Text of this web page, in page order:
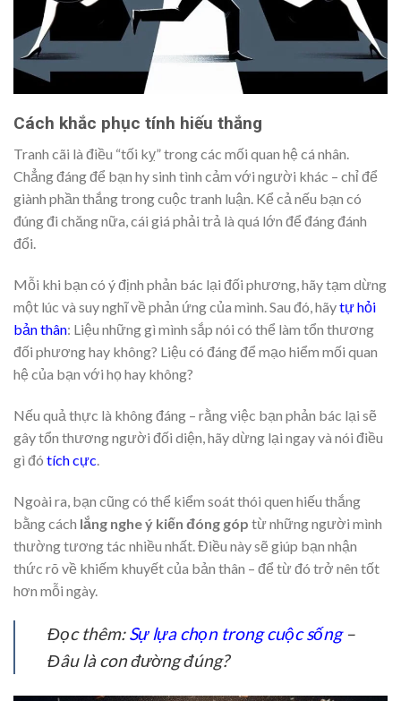
Cách khắc phục tính hiếu thắng
Tranh cãi là điều “tối kỵ” trong các mối quan hệ cá nhân.
Chẳng đáng để bạn hy sinh tình cảm với người khác – chỉ để
giành phần thắng trong cuộc tranh luận. Kể cả nếu bạn có
đúng đi chăng nữa, cái giá phải trả là quá lớn để đáng đánh
đổi.
Mỗi khi bạn có ý định phản bác lại đối phương, hãy tạm dừng
một lúc và suy nghĩ về phản ứng của mình. Sau đó, hãytự hỏi
bản thân: Liệu những gì mình sắp nói có thể làm tổn thương
đối phương hay không? Liệu có đáng để mạo hiểm mối quan
hệ của bạn với họ hay không?
Nếu quả thực là không đáng – rằng việc bạn phản bác lại sẽ
gây tổn thương người đối diện, hãy dừng lại ngay và nói điều
gì đó tích cực.
Ngoài ra, bạn cũng có thể kiểm soát thói quen hiếu thắng
bằng cách lắng nghe ý kiến đóng góp từ những người mình
thường tương tác nhiều nhất. Điều này sẽ giúp bạn nhận
thức rõ về khiếm khuyết của bản thân – để từ đó trở nên tốt
hơn mỗi ngày.
Đọc thêm:Sự lựa chọn trong cuộc sống–
Đâu là con đường đúng?